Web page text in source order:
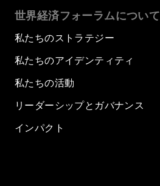
世界経済フォーラムについて
私たちのストラテジー
私たちのアイデンティティ
私たちの活動
リーダーシップとガバナンス
インパクト